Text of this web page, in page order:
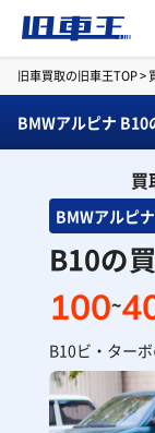
旧車買取の旧車王TOP>
BMWアルピナ B10
買
BMWアルピナ
B10の
100~
B10ビ・ター